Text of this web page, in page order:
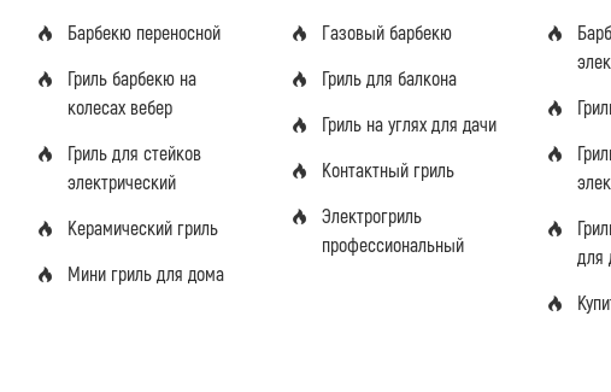
Барбекю переносной
Гриль барбекю на
колесах вебер
Гриль для стейков
электрический
Керамический гриль
Мини гриль для дома
Газовый барбекю
Гриль для балкона
Гриль на углях для дачи
Контактный гриль
Электрогриль
профессиональный
для